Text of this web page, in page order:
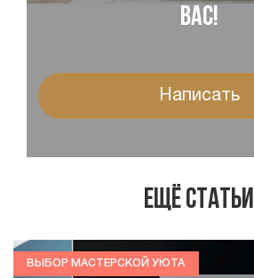
Вас!
Написать
Ещё статьи
ВЫБОР МАСТЕРСКОЙ УЮТА